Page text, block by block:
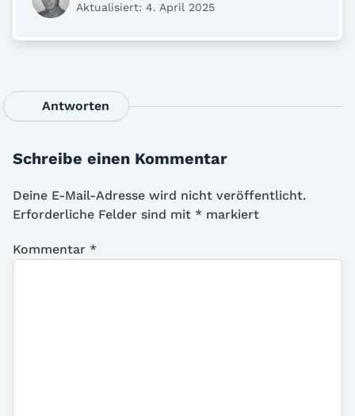
Aktualisiert: 4. April 2025
Antworten
Schreibe einen Kommentar
Deine E-Mail-Adresse wird nicht veröffentlicht.
Erforderliche Felder sind mit * markiert
Kommentar *